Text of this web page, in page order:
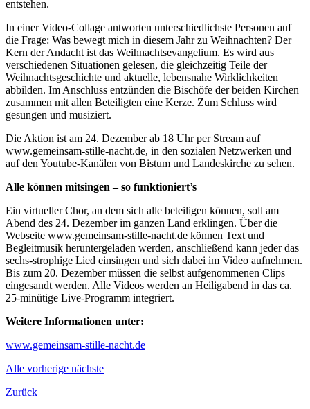
entstehen.
In einer Video-Collage antworten unterschiedlichste Personen auf
die Frage: Was bewegt mich in diesem Jahr zu Weihnachten? Der
Kern der Andacht ist das Weihnachtsevangelium. Es wird aus
verschiedenen Situationen gelesen, die gleichzeitig Teile der
Weihnachtsgeschichte und aktuelle, lebensnahe Wirklichkeiten
abbilden. Im Anschluss entzünden die Bischöfe der beiden Kirchen
zusammen mit allen Beteiligten eine Kerze. Zum Schluss wird
gesungen und musiziert.
Die Aktion ist am 24. Dezember ab 18 Uhr per Stream auf
www.gemeinsam-stille-nacht.de, in den sozialen Netzwerken und
auf den Youtube-Kanälen von Bistum und Landeskirche zu sehen.
Alle können mitsingen – so funktioniert’s
Ein virtueller Chor, an dem sich alle beteiligen können, soll am
Abend des 24. Dezember im ganzen Land erklingen. Über die
Webseite www.gemeinsam-stille-nacht.de können Text und
Begleitmusik heruntergeladen werden, anschließend kann jeder das
sechs-strophige Lied einsingen und sich dabei im Video aufnehmen.
Bis zum 20. Dezember müssen die selbst aufgenommenen Clips
eingesandt werden. Alle Videos werden an Heiligabend in das ca.
25-minütige Live-Programm integriert.
Weitere Informationen unter:
www.gemeinsam-stille-nacht.de
Alle vorherige nächste
Zurück